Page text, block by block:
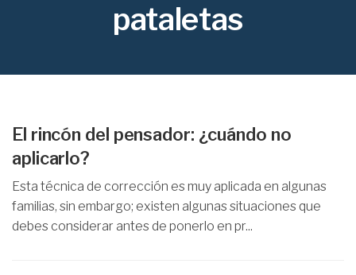
pataletas
El rincón del pensador: ¿cuándo no
aplicarlo?
Esta técnica de corrección es muy aplicada en algunas
familias, sin embargo; existen algunas situaciones que
debes considerar antes de ponerlo en pr...